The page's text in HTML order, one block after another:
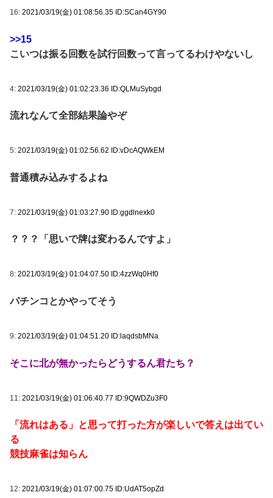
16: 2021/03/19(金) 01:08:56.35 ID:SCan4GY90
>>15
こいつは振る回数を試行回数って言ってるわけやないし
4: 2021/03/19(金) 01:02:23.36 ID:QLMuSybgd
流れなんて全部結果論やぞ
5: 2021/03/19(金) 01:02:56.62 ID:vDcAQWkEM
普通積み込みするよね
7: 2021/03/19(金) 01:03:27.90 ID:ggdlnexk0
？？？「思いで牌は変わるんですよ」
8: 2021/03/19(金) 01:04:07.50 ID:4zzWq0Hf0
パチンコとかやってそう
9: 2021/03/19(金) 01:04:51.20 ID:laqdsbMNa
そこに北が無かったらどうするん君たち？
11: 2021/03/19(金) 01:06:40.77 ID:9QWDZu3F0
「流れはある」と思って打った方が楽しいで答えは出てい
る
競技麻雀は知らん
12: 2021/03/19(金) 01:07:00.75 ID:UdAT5opZd